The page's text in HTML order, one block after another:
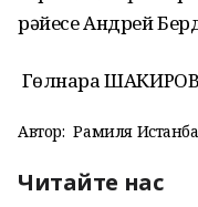
рәйесе Андрей
Гөлнара
Автор: Рамиля
Читайте нас